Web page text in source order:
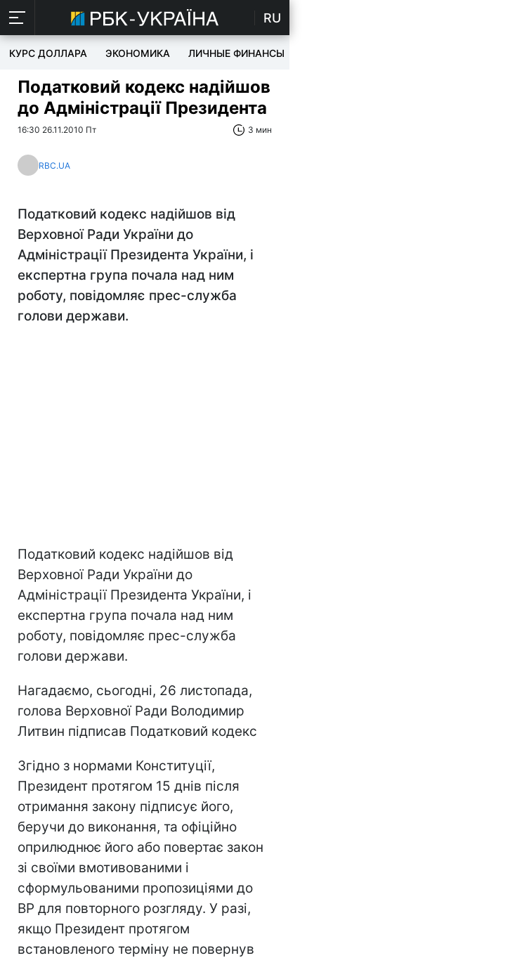
RU
КУРС ДОЛЛАРА ЭКОНОМИКА ЛИЧНЫЕ ФИНАНСЫ
Податковий кодекс надійшов
до Адміністрації Президента
16:30 26.11.2010 Пт 3 мин
RBC.UA
Податковий кодекс надійшов від
Верховної Ради України до
Адміністрації Президента України, і
експертна група почала над ним
роботу, повідомляє прес-служба
голови держави.
Податковий кодекс надійшов від
Верховної Ради України до
Адміністрації Президента України, і
експертна група почала над ним
роботу, повідомляє прес-служба
голови держави.
Нагадаємо, сьогодні, 26 листопада,
голова Верховної Ради Володимир
Литвин підписав Податковий кодекс
Згідно з нормами Конституції,
Президент протягом 15 днів після
отримання закону підписує його,
беручи до виконання, та офіційно
оприлюднює його або повертає закон
зі своїми вмотивованими і
сформульованими пропозиціями до
ВР для повторного розгляду. У разі,
якщо Президент протягом
встановленого терміну не повернув